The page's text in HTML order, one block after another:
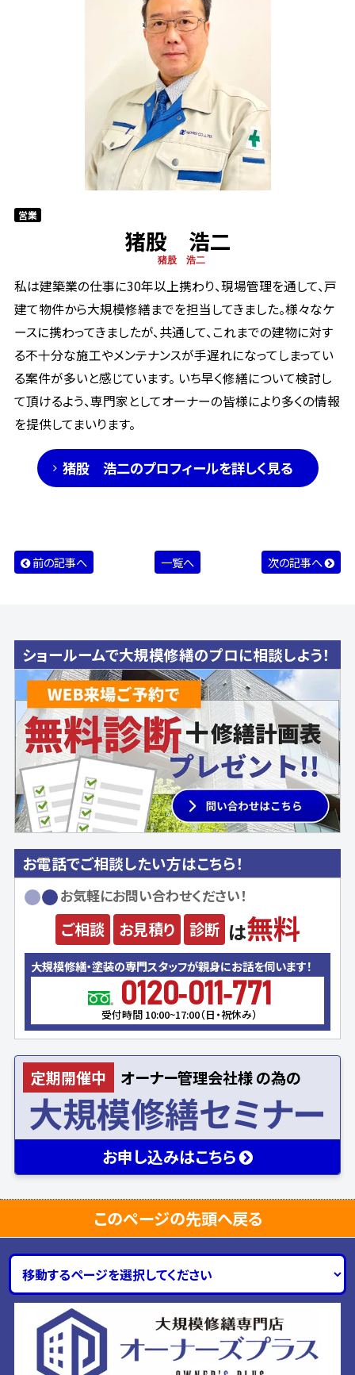
営業
猪股 浩二
猪股 浩二
私は建築業の仕事に30年以上携わり、現場管理を通して、戸
建て物件から大規模修繕までを担当してきました。様々なケ
ースに携わってきましたが、共通して、これまでの建物に対す
る不十分な施工やメンテナンスが手遅れになってしまってい
る案件が多いと感じています。 いち早く修繕について検討し
て頂けるよう、専門家としてオーナーの皆様により多くの情報
を提供してまいります。
猪股 浩二のプロフィールを詳しく見る
前の記事へ 一覧へ 次の記事へ
ショールームで大規模修繕のプロに相談しよう！
お電話でご相談したい方はこちら！
お気軽にお問い合わせください！
ご相談 お見積り 診断 は無料
大規模修繕・塗装の専門スタッフが親身にお話を伺います！
0120-011-771
受付時間 10:00~17:00（日・祝休み）
定期開催中 オーナー管理会社様の為の
大規模修繕セミナー
お申し込みはこちら
このページの先頭へ戻る